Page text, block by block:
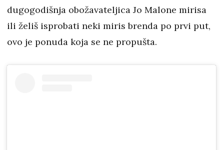
dugogodišnja obožavateljica Jo Malone mirisa
ili želiš isprobati neki miris brenda po prvi put,
ovo je ponuda koja se ne propušta.